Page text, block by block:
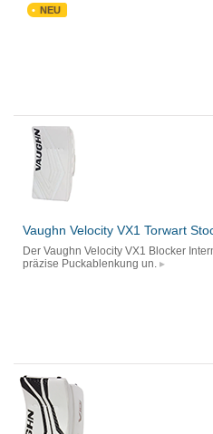
NEU
Vaughn Velocity VX1 Torwart
Der Vaughn Velocity VX1 Blocker
präzise Puckablenkung un.